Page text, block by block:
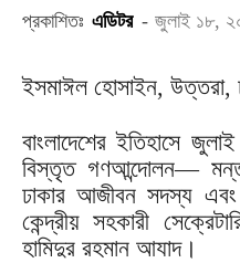
প্রকাশিতঃ এডিটর - জুলাই ১৮,
ইসমাঈল হোসাইন, উত্তরা,
বাংলাদেশের ইতিহাসে
বিস্তৃত গণআন্দোলন—
ঢাকার আজীবন সদস্য এবং
কেন্দ্রীয় সহকারী
হামিদুর রহমান আযাদ।